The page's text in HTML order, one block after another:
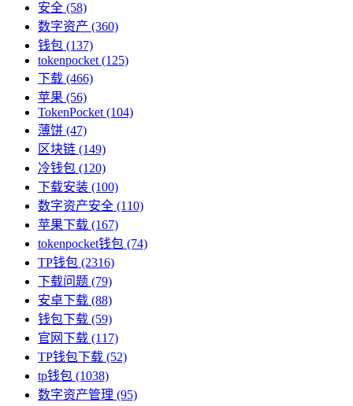
安全 (58)
数字资产 (360)
钱包 (137)
tokenpocket (125)
下载 (466)
苹果 (56)
TokenPocket (104)
薄饼 (47)
区块链 (149)
冷钱包 (120)
下载安装 (100)
数字资产安全 (110)
苹果下载 (167)
tokenpocket钱包 (74)
TP钱包 (2316)
下载问题 (79)
安卓下载 (88)
钱包下载 (59)
官网下载 (117)
TP钱包下载 (52)
tp钱包 (1038)
数字资产管理 (95)